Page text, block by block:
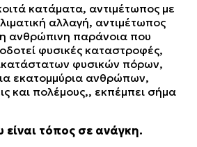
κατάματα, αντιμέτωπος με
αλλαγή, αντιμέτωπος
ανθρώπινη παράνοια που
φυσικές καταστροφές,
φυσικών πόρων,
εκατομμύρια ανθρώπων,
και πολέμους,, εκπέμπει σήμα
τόπος σε ανάγκη.